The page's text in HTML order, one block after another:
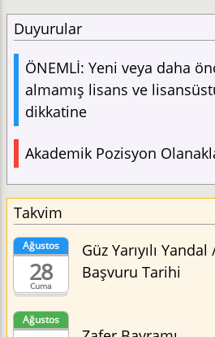
Duyurular
ÖNEMLİ: Yeni veya daha
almamış lisans ve
dikkatine
Akademik Pozisyon
Takvim
Cuma
Ağustos
28
Güz Yarıyılı
Başvuru Tarihi
Ağustos